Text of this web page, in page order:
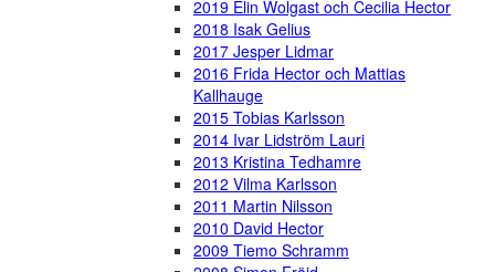
2019 Elin Wolgast och Cecilia Hector
2018 Isak Gelius
2017 Jesper Lidmar
2016 Frida Hector och Mattias
Kallhauge
2015 Tobias Karlsson
2014 Ivar Lidström Lauri
2013 Kristina Tedhamre
2012 Vilma Karlsson
2011 Martin Nilsson
2010 David Hector
2009 Tiemo Schramm